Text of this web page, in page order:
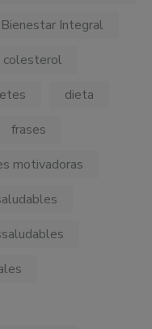
Bienestar Integral
colesterol
dieta
frases
motivadoras